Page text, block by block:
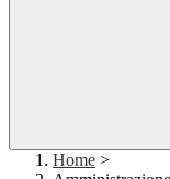
Home >